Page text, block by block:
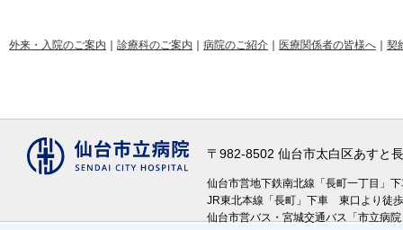
外来・入院のご案内 診療科のご案内 病院のご紹介 医療関係者の皆様へ 契
〒982-8502 仙台市太白区あす
仙台市営地下鉄南北線「長町一丁目
JR東北本線「長町」下車 東口より徒
仙台市営バス・宮城交通バス「市立病